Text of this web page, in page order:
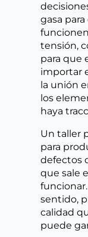
gasa
tensión,
para que
importar
la unión
los
haya
Un taller
para
defectos
que sale
sentido,
calidad
puede